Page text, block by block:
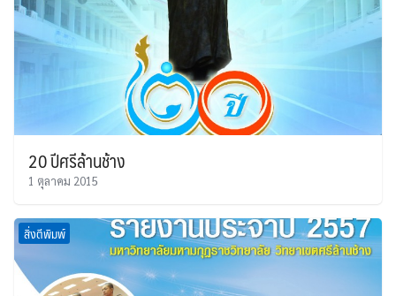
20 ปีศรีล้านช้าง
1 ตุลาคม 2015
สิ่งตีพิมพ์